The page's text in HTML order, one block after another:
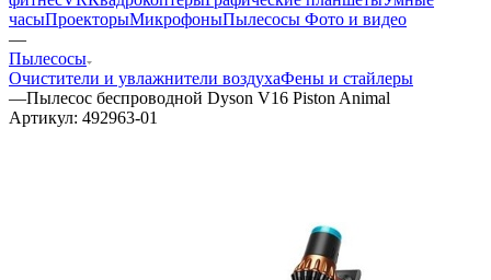
часыПроекторыМикрофоныПылесосы Фото и видео
—
Пылесосы
Очистители и увлажнители воздухаФены и стайлеры
—Пылесос беспроводной Dyson V16 Piston Animal
Артикул: 492963-01